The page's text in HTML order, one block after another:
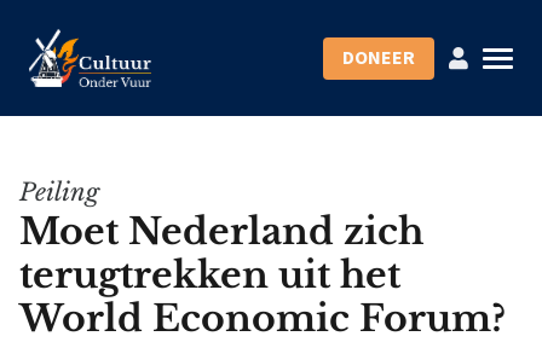
DONEER
Peiling
Moet Nederland zich
terugtrekken uit het
World Economic Forum?